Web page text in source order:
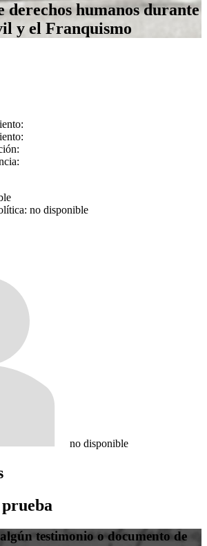
derechos humanos durante
y el Franquismo
no disponible
no disponible
testimonio o documento de